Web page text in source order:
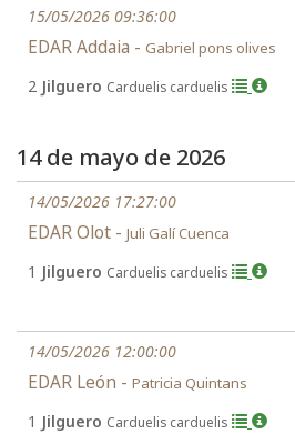
15/05/2026 09:36:00
EDAR Addaia - Gabriel pons olives
2 Jilguero Carduelis carduelis
14 de mayo de 2026
14/05/2026 17:27:00
EDAR Olot - Juli Galí Cuenca
1 Jilguero Carduelis carduelis
14/05/2026 12:00:00
EDAR León - Patricia Quintans
1 Jilguero Carduelis carduelis